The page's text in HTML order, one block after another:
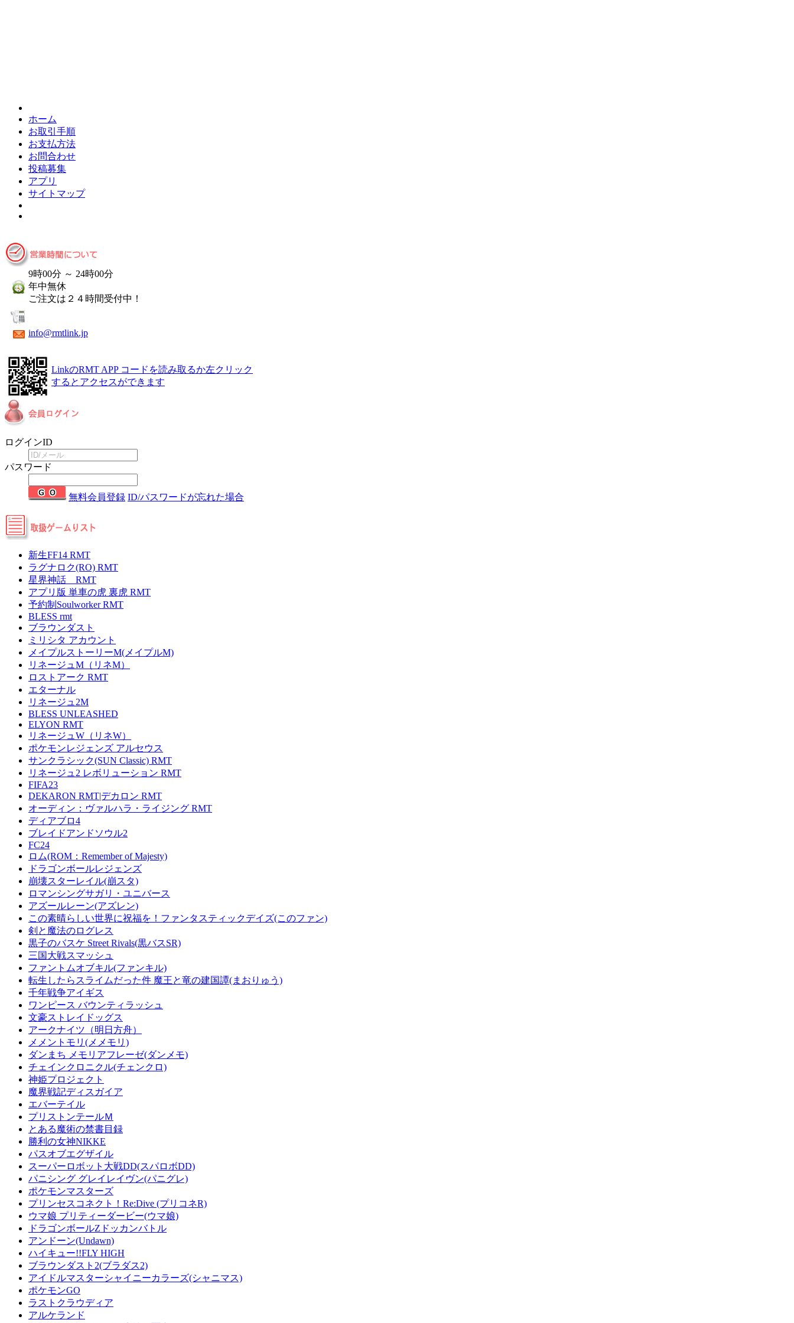
ホーム
お取引手順
お支払方法
お問合わせ
投稿募集
アプリ
サイトマップ
9時00分 ～ 24時00分
年中無休
ご注文は２４時間受付中！
info@rmtlink.jp
LinkのRMT APP コードを読み取るか左クリック
するとアクセスができます
ログインID
パスワード
無料会員登録 ID/パスワードが忘れた場合
新生FF14 RMT
ラグナロク(RO) RMT
星界神話 RMT
アプリ版 単車の虎 裏虎 RMT
予約制Soulworker RMT
BLESS rmt
ブラウンダスト
ミリシタ アカウント
メイプルストーリーM(メイプルM)
リネージュM（リネM）
ロストアーク RMT
エターナル
リネージュ2M
BLESS UNLEASHED
ELYON RMT
リネージュW（リネW）
ポケモンレジェンズ アルセウス
サンクラシック(SUN Classic) RMT
リネージュ2 レボリューション RMT
FIFA23
DEKARON RMT|デカロン RMT
オーディン：ヴァルハラ・ライジング RMT
ディアブロ4
ブレイドアンドソウル2
FC24
ロム(ROM：Remember of Majesty)
ドラゴンボールレジェンズ
崩壊スターレイル(崩スタ)
ロマンシングサガリ・ユニバース
アズールレーン(アズレン)
この素晴らしい世界に祝福を！ファンタスティックデイズ(このファン)
剣と魔法のログレス
黒子のバスケ Street Rivals(黒バスSR)
三国大戦スマッシュ
ファントムオブキル(ファンキル)
転生したらスライムだった件 魔王と竜の建国譚(まおりゅう)
千年戦争アイギス
ワンピース バウンティラッシュ
文豪ストレイドッグス
アークナイツ（明日方舟）
メメントモリ(メメモリ)
ダンまち メモリアフレーゼ(ダンメモ)
チェインクロニクル(チェンクロ)
神姫プロジェクト
魔界戦記ディスガイア
エバーテイル
プリストンテールＭ
とある魔術の禁書目録
勝利の女神NIKKE
パスオブエグザイル
スーパーロボット大戦DD(スパロボDD)
パニシング グレイレイヴン(パニグレ)
ポケモンマスターズ
プリンセスコネクト！Re:Dive (プリコネR)
ウマ娘 プリティーダービー(ウマ娘)
ドラゴンボールZドッカンバトル
アンドーン(Undawn)
ハイキュー!!FLY HIGH
ブラウンダスト2(ブラダス2)
アイドルマスターシャイニーカラーズ(シャニマス)
ポケモンGO
ラストクラウディア
アルケランド